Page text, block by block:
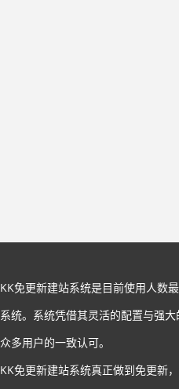
KK免更新建站系统是目前使用人数
系统。系统凭借其灵活的配置与强
众多用户的一致认可。
KK免更新建站系统真正做到免更新，